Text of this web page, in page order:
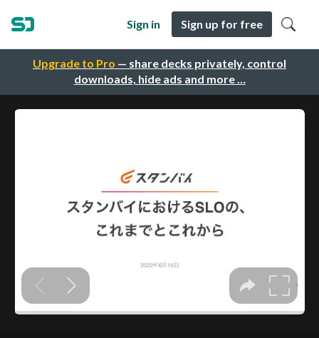
Upgrade to Pro — share decks privately, control
downloads, hide ads and more …
Sign in Sign up for free